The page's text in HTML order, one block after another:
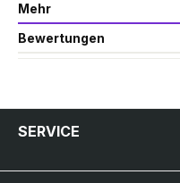
Mehr
Bewertungen
SERVICE